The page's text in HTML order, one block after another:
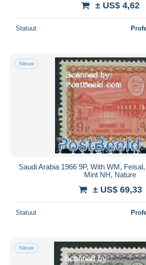
± US$ 4,62
Statuut
Nieuw
Saudi Arabia 1966 9P, With WM,
Mint NH, Nature
± US$ 69,33
Statuut
Nieuw